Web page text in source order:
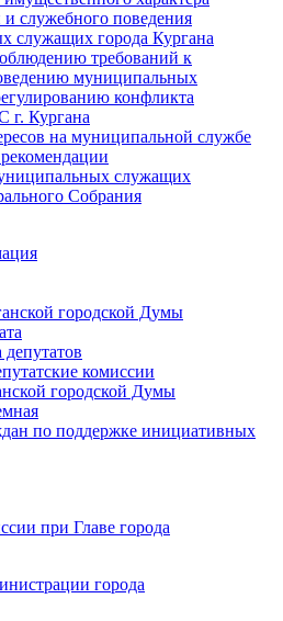
служебного поведения
служащих города Кургана
требований к
муниципальных
конфликта
г. Кургана
на муниципальной службе
служащих
Cобрания
городской Думы
комиссии
городской Думы
по поддержке инициативных
при Главе города
города